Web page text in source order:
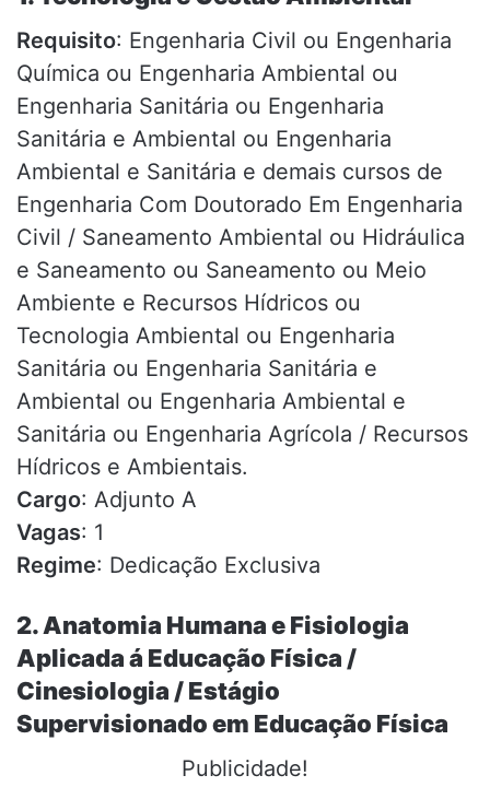
Requisito: Engenharia Civil ou Engenharia
Química ou Engenharia Ambiental ou
Engenharia Sanitária ou Engenharia
Sanitária e Ambiental ou Engenharia
Ambiental e Sanitária e demais cursos de
Engenharia Com Doutorado Em Engenharia
Civil / Saneamento Ambiental ou Hidráulica
e Saneamento ou Saneamento ou Meio
Ambiente e Recursos Hídricos ou
Tecnologia Ambiental ou Engenharia
Sanitária ou Engenharia Sanitária e
Ambiental ou Engenharia Ambiental e
Sanitária ou Engenharia Agrícola / Recursos
Hídricos e Ambientais.
Cargo: Adjunto A
Vagas: 1
Regime: Dedicação Exclusiva
2. Anatomia Humana e Fisiologia
Aplicada á Educação Física /
Cinesiologia / Estágio
Supervisionado em Educação Física
Publicidade!